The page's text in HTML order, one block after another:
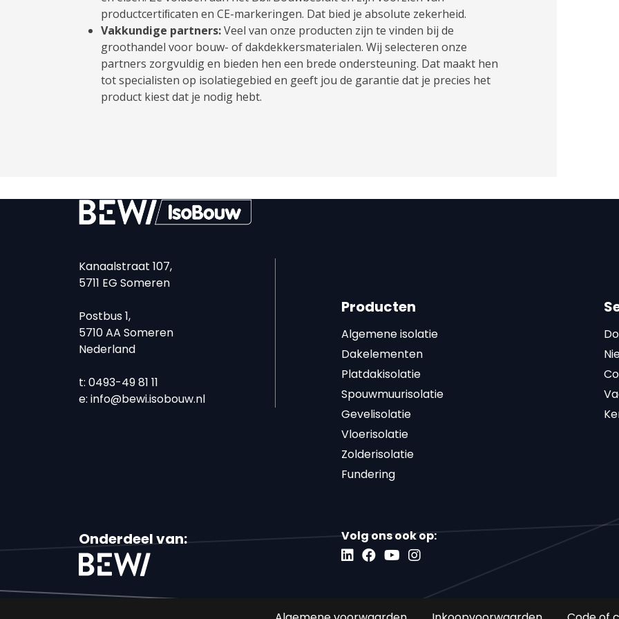
productcertiﬁcaten en CE-markeringen. Dat bied je absolute zekerheid.
Vakkundige partners:Veel van onze producten zijn te vinden bij de
groothandel voor bouw- of dakdekkersmaterialen. Wij selecteren onze
partners zorgvuldig en bieden hen een brede ondersteuning. Dat maakt hen
tot specialisten op isolatiegebied en geeft jou de garantie dat je precies het
product kiest dat je nodig hebt.
Kanaalstraat 107,
5711 EG Someren
Postbus 1,
5710 AA Someren
Nederland
t: 0493-49 81 11
e: info@bewi.isobouw.nl
Producten
Algemene isolatie
Dakelementen
Platdakisolatie
Spouwmuurisolatie
Gevelisolatie
Vloerisolatie
Zolderisolatie
Fundering
Onderdeel van: Volg ons ook op: